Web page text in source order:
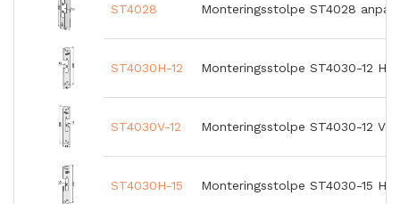
ST4028 Monteringsstolpe ST4028
ST4030H-12 Monteringsstolpe ST4030-12
ST4030V-12 Monteringsstolpe ST4030-12
ST4030H-15 Monteringsstolpe ST4030-15